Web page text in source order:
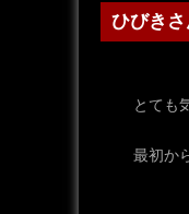
ひびきさ
とても
最初か